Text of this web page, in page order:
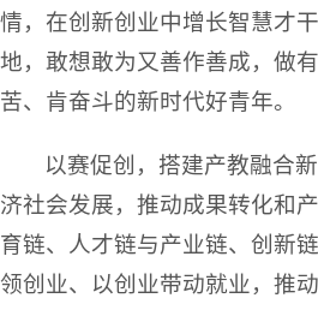
情，在创新创业中增长智慧才
地，敢想敢为又善作善成，做
苦、肯奋斗的新时代好青年。
以赛促创，搭建产教融合
济社会发展，推动成果转化和
育链、人才链与产业链、创新
领创业、以创业带动就业，推